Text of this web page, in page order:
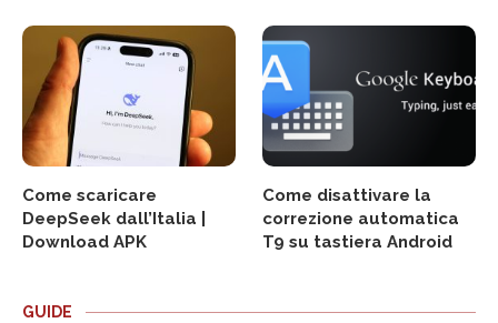
Come scaricare
DeepSeek dall’Italia |
Download APK
Come disattivare la
correzione automatica
T9 su tastiera Android
GUIDE